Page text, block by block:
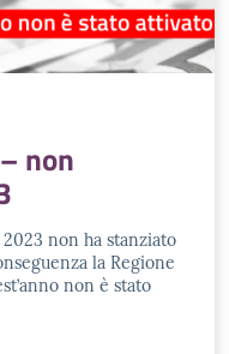
non
non ha stanziato
la Regione
non è stato